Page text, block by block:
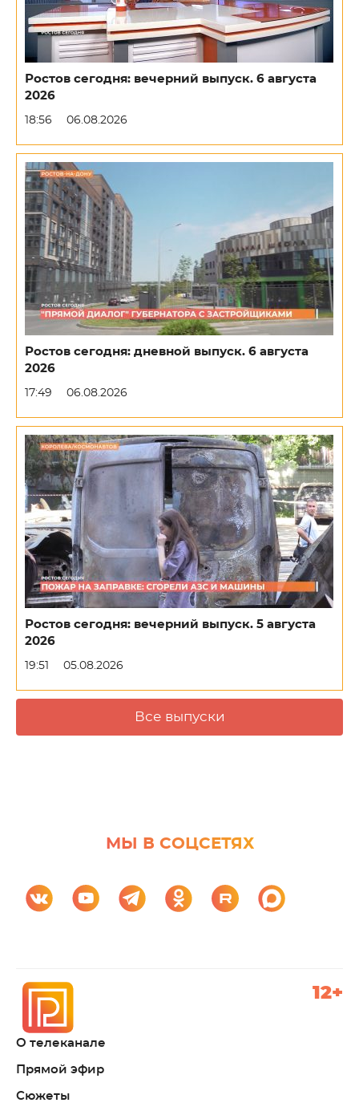
Ростов сегодня: вечерний выпуск. 6 августа
2026
18:56 06.08.2026
Ростов сегодня: дневной выпуск. 6 августа
2026
17:49 06.08.2026
Ростов сегодня: вечерний выпуск. 5 августа
2026
19:51 05.08.2026
Все выпуски
МЫ В СОЦСЕТЯХ
О телеканале
Прямой эфир
Сюжеты
12+